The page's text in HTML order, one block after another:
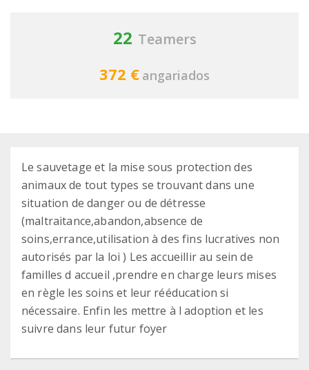
22 Teamers
372 € angariados
Le sauvetage et la mise sous protection des
animaux de tout types se trouvant dans une
situation de danger ou de détresse
(maltraitance,abandon,absence de
soins,errance,utilisation à des fins lucratives non
autorisés par la loi ) Les accueillir au sein de
familles d accueil ,prendre en charge leurs mises
en règle les soins et leur rééducation si
nécessaire. Enfin les mettre à l adoption et les
suivre dans leur futur foyer